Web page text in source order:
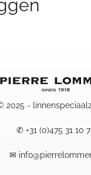
2025 -
✆ +31 (0)475 31 10
✉